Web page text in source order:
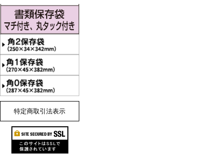
特定商取引法表示